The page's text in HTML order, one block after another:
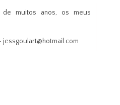
de muitos anos, os meus
jessgoulart@hotmail.com